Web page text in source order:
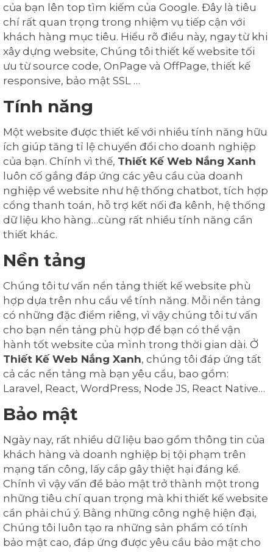
của bạn lên top tìm kiếm của Google. Đây là tiêu
chí rất quan trọng trong nhiệm vụ tiếp cận với
khách hàng mục tiêu. Hiểu rõ điều này, ngay từ khi
xây dựng website, Chúng tôi thiết kế website tối
ưu từ source code, OnPage và OffPage, thiết kế
responsive, bảo mật SSL …
Tính năng
Một website được thiết kế với nhiều tính năng hữu
ích giúp tăng tỉ lệ chuyển đổi cho doanh nghiệp
của bạn. Chính vì thế, Thiết Kế Web Nắng Xanh
luôn cố gắng đáp ứng các yêu cầu của doanh
nghiệp về website như hệ thống chatbot, tích hợp
cổng thanh toán, hỗ trợ kết nối đa kênh, hệ thống
dữ liệu kho hàng…cùng rất nhiều tính năng cần
thiết khác.
Nền tảng
Chúng tôi tư vấn nền tảng thiết kế website phù
hợp dựa trên nhu cầu về tính năng. Mỗi nền tảng
có những đặc điểm riêng, vì vậy chúng tôi tư vấn
cho bạn nền tảng phù hợp để bạn có thể vận
hành tốt website của mình trong thời gian dài. Ở
Thiết Kế Web Nắng Xanh, chúng tôi đáp ứng tất
cả các nền tảng mà bạn yêu cầu, bao gồm:
Laravel, React, WordPress, Node JS, React Native…
Bảo mật
Ngày nay, rất nhiều dữ liệu bao gồm thông tin của
khách hàng và doanh nghiệp bị tội phạm trên
mạng tấn công, lấy cắp gây thiệt hại đáng kể.
Chính vì vậy vấn đề bảo mật trở thành một trong
những tiêu chí quan trọng mà khi thiết kế website
cần phải chú ý. Bằng những công nghệ hiện đại,
Chúng tôi luôn tạo ra những sản phẩm có tính
bảo mật cao, đáp ứng được yêu cầu bảo mật cho